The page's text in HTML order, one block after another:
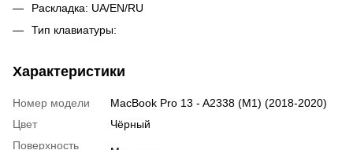
Раскладка: UA/EN/RU
Тип клавиатуры:
Характеристики
Номер модели
MacBook Pro 13 - A2338 (M1) (2018-2020)
Цвет
Чёрный
Поверхность